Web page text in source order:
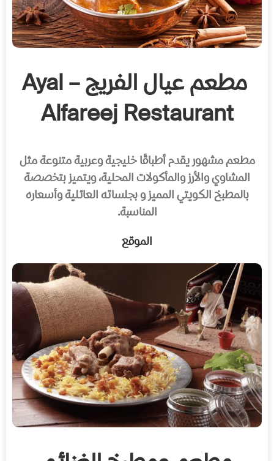
مطعم عيال الفريج – Ayal
Alfareej Restaurant
مطعم مشهور يقدم أطباقًا خليجية وعربية متنوعة مثل
المشاوي والأرز والمأكولات المحلية، ويتميز بتخصصة
بالمطبخ الكويتي المميز و بجلساته العائلية وأسعاره
المناسبة.
الموقع